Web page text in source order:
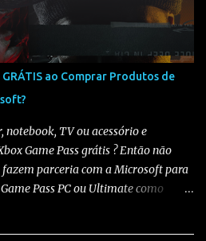
Pass e xCloud) 🔹EA FC 25 ➡️
O que isso indica para o EA FC
claro que os jogos da franquia
entre maio e junho . Mesmo sem
os títulos recentes seguiram esse
catálogo ano após ano. Com base
FC 26 chegue ao Game Pa...
GRÁTIS ao Comprar Produtos de
notebook, TV ou acessório e
Game Pass grátis ? Então não
parceria com a Microsoft para
Pass PC ou Ultimate como